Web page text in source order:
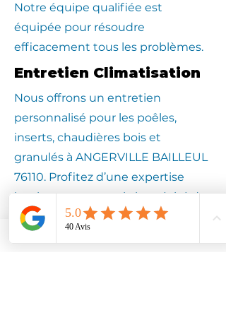
Notre équipe qualifiée est
équipée pour résoudre
efficacement tous les problèmes.
Entretien Climatisation
Nous offrons un entretien
personnalisé pour les poêles,
inserts, chaudières bois et
granulés à ANGERVILLE BAILLEUL
76110. Profitez d’une expertise
locale pour assurer la longévité de
votre équipement.